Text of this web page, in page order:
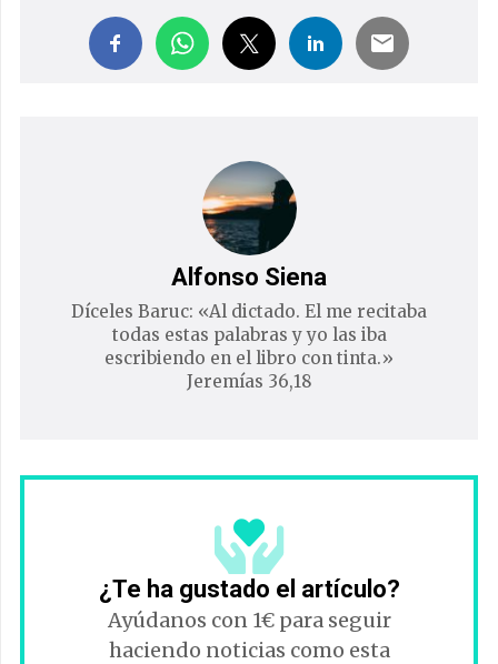
Alfonso Siena
Díceles Baruc: «Al dictado. El me recitaba
todas estas palabras y yo las iba
escribiendo en el libro con tinta.»
Jeremías 36,18
¿Te ha gustado el artículo?
Ayúdanos con 1€ para seguir
haciendo noticias como esta